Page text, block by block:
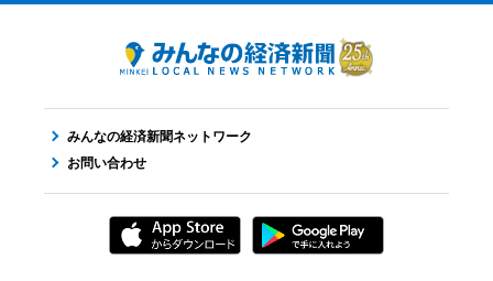
みんなの経済新聞ネットワーク
お問い合わせ